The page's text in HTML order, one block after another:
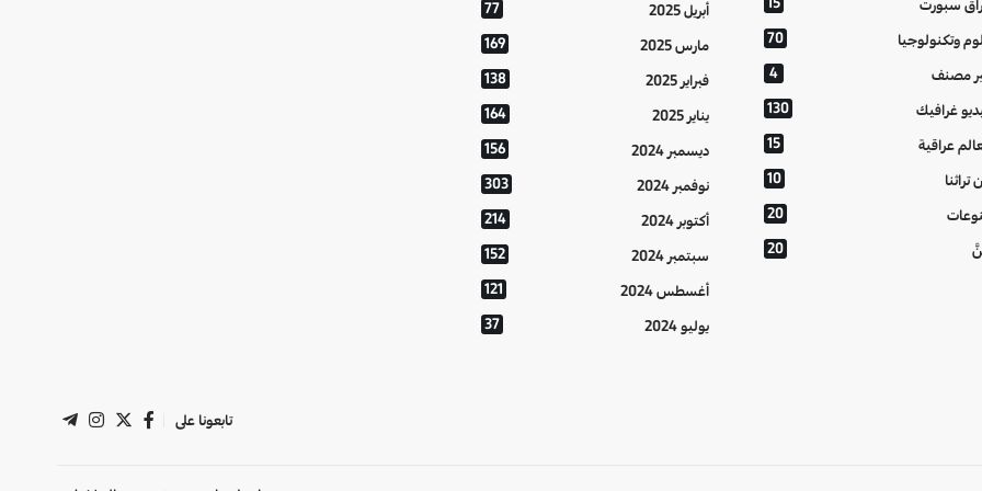
سبورت
وتكنولوجيا 70
مصنف 4
غرافيك 130
عراقية 15
تراثنا 10
20
20
أبريل 2025 77
مارس 2025 169
فبراير 2025 138
يناير 2025 164
ديسمبر 2024 156
نوفمبر 2024 303
أكتوبر 2024 214
سبتمبر 2024 152
أغسطس 2024 121
يوليو 2024 37
تابعونا على